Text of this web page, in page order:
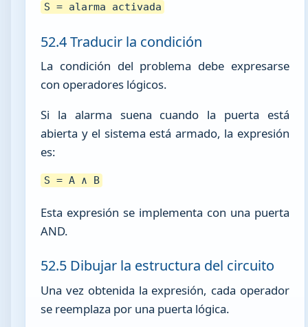
S = alarma activada
52.4 Traducir la condición
La condición del problema debe expresarse
con operadores lógicos.
Si la alarma suena cuando la puerta está
abierta y el sistema está armado, la expresión
es:
S = A ∧ B
Esta expresión se implementa con una puerta
AND.
52.5 Dibujar la estructura del circuito
Una vez obtenida la expresión, cada operador
se reemplaza por una puerta lógica.